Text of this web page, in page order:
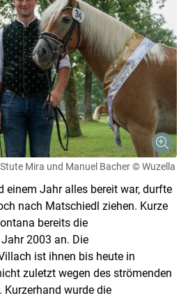
Mira und Manuel Bacher © Wuzella
einem Jahr alles bereit war, durfte
nach Matschiedl ziehen. Kurze
bereits die
2003 an. Die
ist ihnen bis heute in
zuletzt wegen des strömenden
Kurzerhand wurde die